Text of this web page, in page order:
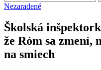
Nezaradené
Školská
že Róm sa zmení,
na smiech